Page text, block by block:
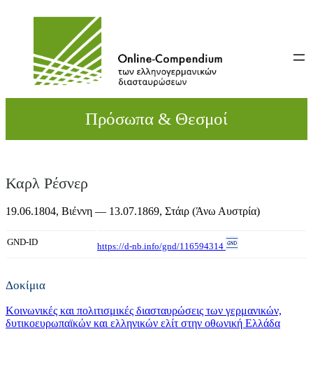
Πρόσωπα & Θεσμοί
Καρλ Ρέσνερ
19.06.1804, Βιέννη — 13.07.1869, Στάιρ (Άνω Αυστρία)
GND-ID https://d-nb.info/gnd/116594314
Δοκίμια
Κοινωνικές και πολιτισμικές διασταυρώσεις των γερμανικών,
δυτικοευρωπαϊκών και ελληνικών ελίτ στην oθωνική Ελλάδα